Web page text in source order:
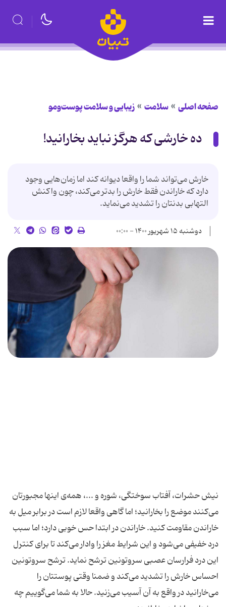
صفحه اصلی سلامت زیبایی و سلامت پوست‌ومو
ده خارشی که هرگز نباید بخارانید!
خارش می‌تواند شما را واقعا دیوانه کند اما زمان‌هایی وجود
دارد که خاراندن فقط خارش را بدتر می‌کند، چون واکنش
التهابی بدنتان را تشدید می‌نماید.
دوشنبه ۱۵ شهریور ۱۴۰۰ - ۰۰:۰۰
نیش حشرات، آفتاب سوختگی، شوره و ...، همه‌ی اینها مجبورتان
می‌کنند موضع را بخارانید؛ اما گاهی واقعا لازم است در برابر میل به
خاراندن مقاومت کنید. خاراندن در ابتدا حس خوبی دارد؛ اما سبب
درد خفیفی می‌شود و این شرایط مغز را وادار می‌کند تا برای کنترل
این درد فرارسان عصبی سروتونین ترشح نماید. ترشح سروتونین
احساس خارش را تشدید می‌کند و ضمنا وقتی پوستتان را
می‌خارانید در واقع به آن آسیب می‌زنید. حالا به شما می‌گوییم چه